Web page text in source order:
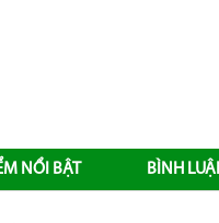
NỔI BẬT BÌNH